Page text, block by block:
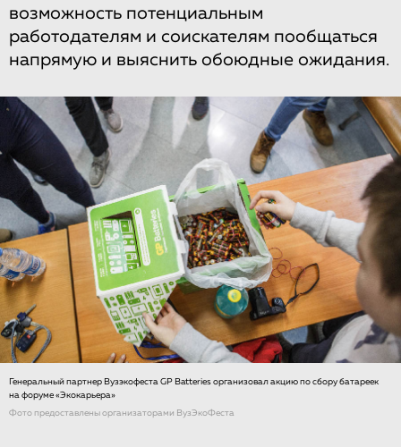
возможность потенциальным
работодателям и соискателям пообщаться
напрямую и выяснить обоюдные ожидания.
Генеральный партнер Вузэкофеста GP Batteries организовал акцию по сбору батареек
на форуме «Экокарьера»
Фото предоставлены организаторами ВузЭкоФеста